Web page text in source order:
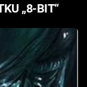
„8-BIT“